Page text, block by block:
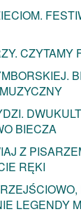
CZYTAMY
BIECZA
Z
RĘKI
LEGENDY